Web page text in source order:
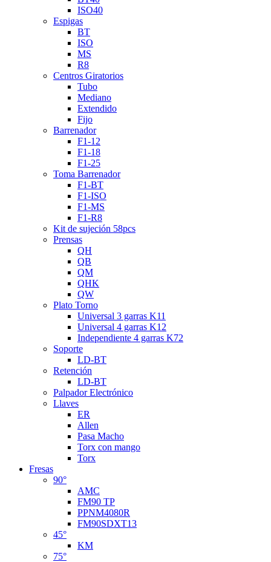
ISO40
Espigas
BT
ISO
MS
R8
Centros Giratorios
Tubo
Mediano
Extendido
Fijo
Barrenador
F1-12
F1-18
F1-25
Toma Barrenador
F1-BT
F1-ISO
F1-MS
F1-R8
Kit de sujeción 58pcs
Prensas
QH
QB
QM
QHK
QW
Plato Torno
Universal 3 garras K11
Universal 4 garras K12
Independiente 4 garras K72
Soporte
LD-BT
Retención
LD-BT
Palpador Electrónico
Llaves
ER
Allen
Pasa Macho
Torx con mango
Torx
Fresas
90°
AMC
FM90 TP
PPNM4080R
FM90SDXT13
45°
KM
75°